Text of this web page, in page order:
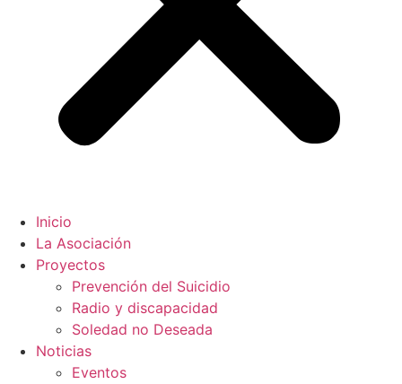
Inicio
La Asociación
Proyectos
Prevención del Suicidio
Radio y discapacidad
Soledad no Deseada
Noticias
Eventos